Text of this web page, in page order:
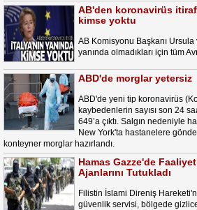
AB'den koronavirüs
kimse yoktu
AB Komisyonu Başkanı Ursula
yanında olmadıkları için tüm
ABD'de morglar yetersiz
ABD'de yeni tip koronavirüs
kaybedenlerin sayısı son 24
649’a çıktı. Salgın nedeniyle
New York'ta hastanelere
konteyner morglar hazırlandı.
Hamas Gazze'de
Ajanlarını Tutukladı
Filistin İslami Direniş
güvenlik servisi, bölgede